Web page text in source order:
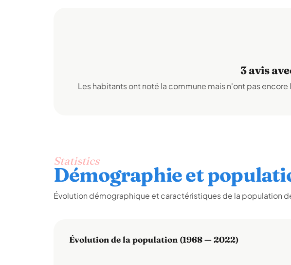
3 avis
Les habitants ont noté la commune mais n'ont pas
Statistics
Démographie et
Évolution démographique et caractéristiques de la population
Évolution de la population (1968 — 2022)